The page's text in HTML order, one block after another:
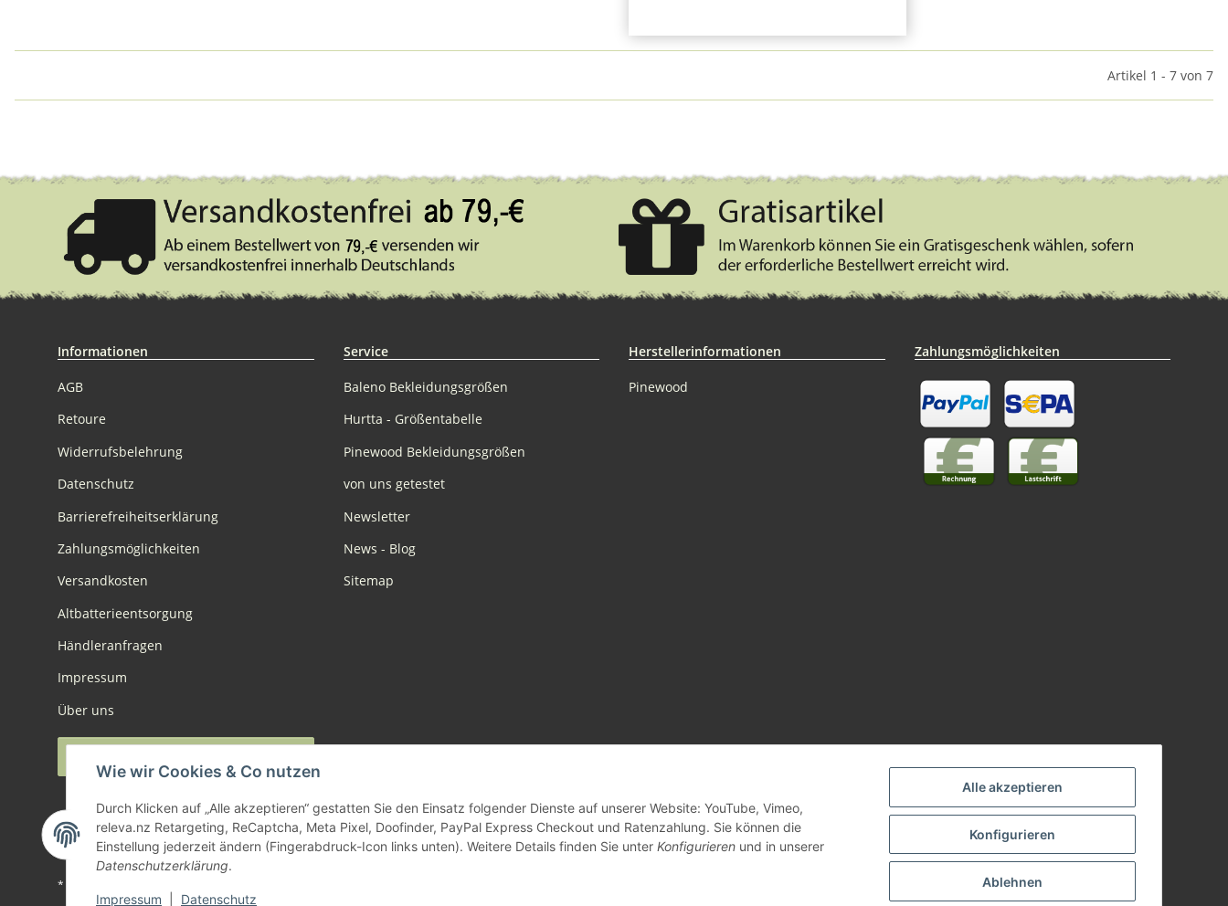
Alle akzeptieren
Konfigurieren
Ablehnen
Wie wir Cookies & Co nutzen
Durch Klicken auf „Alle akzeptieren“ gestatten Sie den Einsatz folgender Dienste auf unserer Website: YouTube, Vimeo,
releva.nz Retargeting, ReCaptcha, Meta Pixel, Doofinder, PayPal Express Checkout und Ratenzahlung. Sie können die
Einstellung jederzeit ändern (Fingerabdruck-Icon links unten). Weitere Details finden Sie unter Konfigurieren und in unserer
Datenschutzerklärung.
Impressum Datenschutz
Artikel 1 - 7 von 7
Informationen
AGB
Retoure
Widerrufsbelehrung
Datenschutz
Barrierefreiheitserklärung
Zahlungsmöglichkeiten
Versandkosten
Altbatterieentsorgung
Händleranfragen
Impressum
Über uns
Service
Baleno Bekleidungsgrößen
Hurtta - Größentabelle
Pinewood Bekleidungsgrößen
von uns getestet
Newsletter
News - Blog
Sitemap
Herstellerinformationen
Pinewood
Zahlungsmöglichkeiten
* Alle Preise inkl. gesetzlicher USt., zzgl.